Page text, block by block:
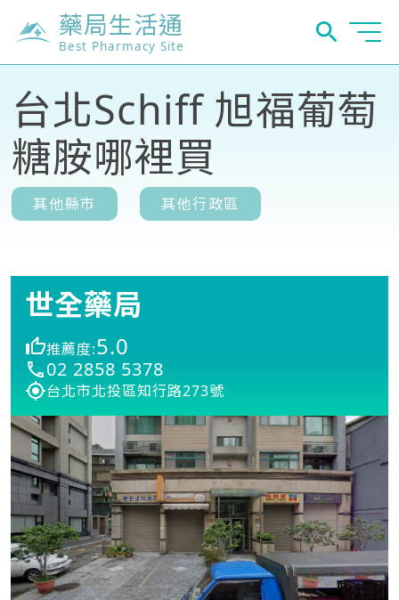
藥局生活通
Best Pharmacy Site
台北Schiff 旭福葡萄
糖胺哪裡買
其他縣市 其他行政區
世全藥局
推薦度:5.0
02 2858 5378
台北市北投區知行路273號